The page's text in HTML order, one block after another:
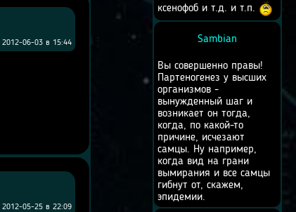
2012-06-03 в 15:44
2012-05-25 в 22:09
ксенофоб и т.д. и т.п.
Sambian
Вы совершенно правы!
Партеногенез у высших
организмов -
вынужденный шаг и
возникает он тогда,
когда, по какой-то
причине, исчезают
самцы. Ну например,
когда вид на грани
вымирания и все самцы
гибнут от, скажем,
эпидемии.